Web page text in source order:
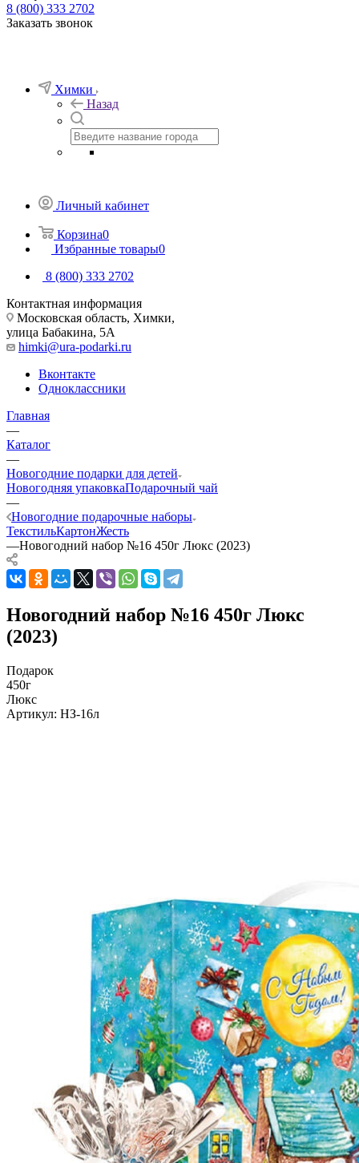
8 (800) 333 2702
Заказать звонок
Химки
Назад
Личный кабинет
Корзина0
Избранные товары0
8 (800) 333 2702
Контактная информация
Московская область, Химки,
улица Бабакина, 5А
himki@ura-podarki.ru
Вконтакте
Одноклассники
Главная
—
Каталог
—
Новогодние подарки для детей
Новогодняя упаковкаПодарочный чай
—
Новогодние подарочные наборы
ТекстильКартонЖесть
—Новогодний набор №16 450г Люкс (2023)
Новогодний набор №16 450г Люкс
(2023)
Подарок
450г
Люкс
Артикул: НЗ-16л